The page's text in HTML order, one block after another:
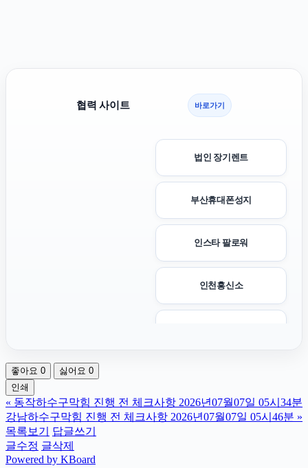
협력 사이트 바로가기
법인 장기렌트
부산휴대폰성지
인스타 팔로워
인천흥신소
인스타 팔로워
좋아요 0 싫어요 0
인쇄
« 동작하수구막힘 진행 전 체크사항 2026년07월07일 05시34분
강남하수구막힘 진행 전 체크사항 2026년07월07일 05시46분 »
목록보기
답글쓰기
글수정 글삭제
Powered by KBoard